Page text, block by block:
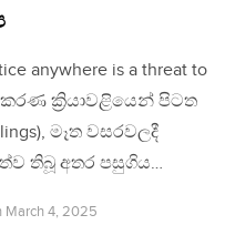
anywhere is a threat to
ක්‍රියාවළියෙන් පිටත
මෑත වසරවලදී
තිබූ අතර පසුගිය…
March 4, 2025